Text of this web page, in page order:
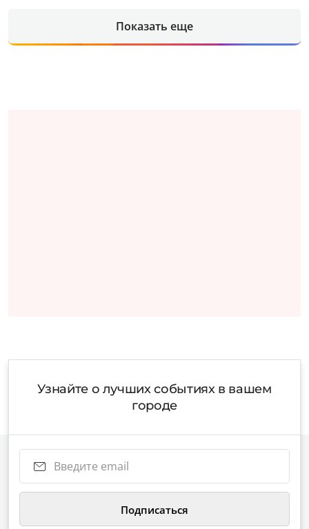
Показать еще
Узнайте о лучших событиях в вашем
городе